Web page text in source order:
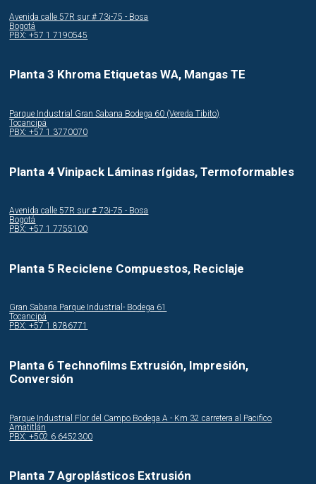
Avenida calle 57R sur # 73i-75 - Bosa
Bogotá
PBX: +57 1 7190545
Planta 3 Khroma Etiquetas WA, Mangas TE
Parque Industrial Gran Sabana Bodega 60 (Vereda Tibito)
Tocancipá
PBX: +57 1 3770070
Planta 4 Vinipack Láminas rígidas, Termoformables
Avenida calle 57R sur # 73i-75 - Bosa
Bogotá
PBX: +57 1 7755100
Planta 5 Reciclene Compuestos, Reciclaje
Gran Sabana Parque Industrial- Bodega 61
Tocancipá
PBX: +57 1 8786771
Planta 6 Technofilms Extrusión, Impresión,
Conversión
Parque Industrial Flor del Campo Bodega A - Km 32 carretera al Pacifico
Amatitlán
PBX: +502 6 6452300
Planta 7 Agroplásticos Extrusión